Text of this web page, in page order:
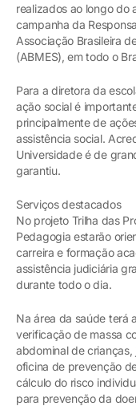
realizados ao longo do
campanha da
Associação Brasileira
(ABMES), em todo o
Para a diretora da
ação social é
principalmente de
assistência social.
Universidade é de
garantiu.
Serviços destacados
No projeto Trilha das
Pedagogia estarão
carreira e formação
assistência judiciária
durante todo o dia.
Na área da saúde terá
verificação de massa
abdominal de
oficina de prevenção
cálculo do risco
para prevenção da